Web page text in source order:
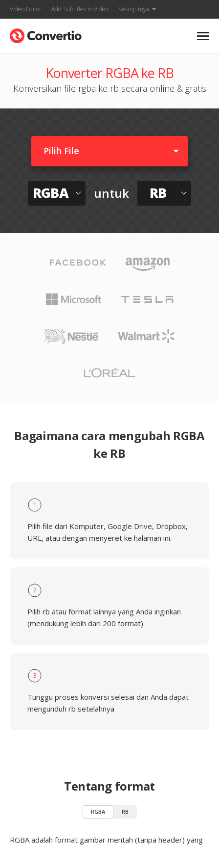
Video Editor Add Subtitles to Video Selanjutnya
Konverter RGBA ke RB
Konversikan file rgba ke rb secara online & gratis
Pilih File
RGBA untuk RB
Bagaimana cara mengubah RGBA
ke RB
1
Pilih file dari Komputer, Google Drive, Dropbox,
URL, atau dengan menyeret ke halaman ini.
2
Pilih rb atau format lainnya yang Anda inginkan
(mendukung lebih dari 200 format)
3
Tunggu proses konversi selesai dan Anda dapat
mengunduh rb setelahnya
Tentang format
RGBA RB
RGBA adalah format gambar mentah (tanpa header) yang